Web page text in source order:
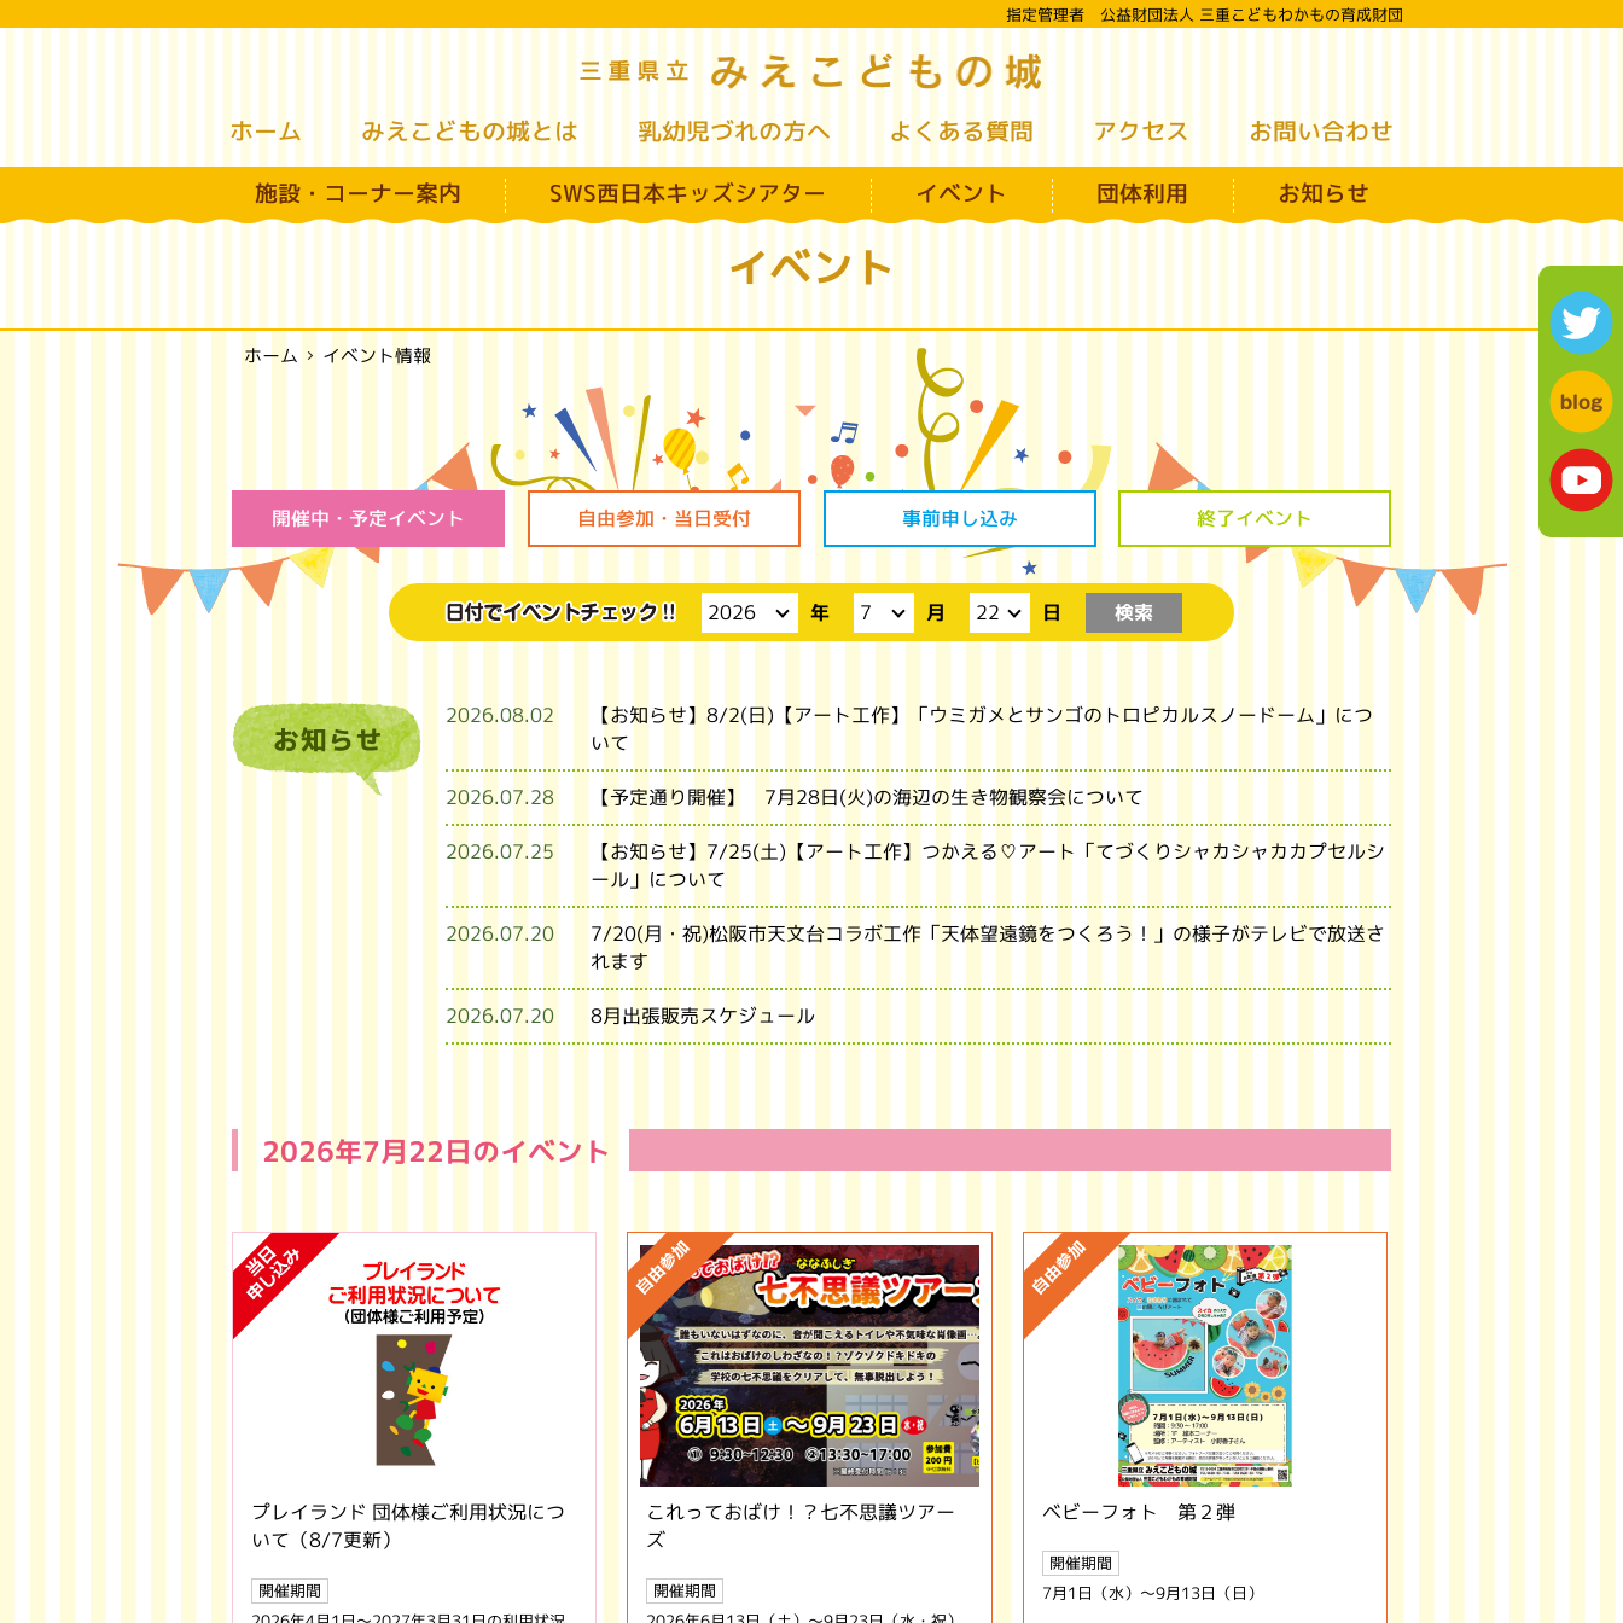
指定管理者 公益財団法人 三重こどもわかもの育成財団
三重県立
ホーム みえこどもの城とは 乳幼児づれの方へ よくある質問 アクセス お問い合わせ
施設・コーナー案内 SWS西日本キッズシアター イベント 団体利用 お知らせ
イベント
ホーム イベント情報
開催中・予定イベント 自由参加・当日受付 事前申し込み 終了イベント
年 月 日
2026.08.02
【お知らせ】8/2(日)【アート工作】「ウミガメとサンゴのトロピカルスノードーム」につ
いて
2026.07.28 【予定通り開催】 7月28日(火)の海辺の生き物観察会について
2026.07.25
【お知らせ】7/25(土)【アート工作】つかえる♡アート「てづくりシャカシャカカプセルシ
ール」について
2026.07.20
7/20(月・祝)松阪市天文台コラボ工作「天体望遠鏡をつくろう！」の様子がテレビで放送さ
れます
2026.07.20 8月出張販売スケジュール
2026年7月22日のイベント
プレイランド 団体様ご利用状況につ
いて（8/7更新）
開催期間
これっておばけ！？七不思議ツアー
ズ
開催期間
ベビーフォト 第２弾
開催期間
7月1日（水）～9月13日（日）